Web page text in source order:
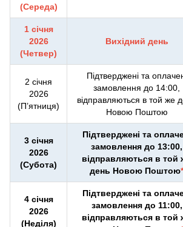
(Середа)
1 січня
2026
(Четвер)
Вихідний день
2 січня
2026
(П’ятниця)
Підтверджені та
замовлення до 14:00,
відправляються в той же
Новою Поштою
3 січня
2026
(Субота)
Підтверджені та
замовлення до 13:00,
відправляються в той
день Новою Поштою*
4 січня
2026
(Неділя)
Підтверджені та
замовлення до 11:00,
відправляються в той